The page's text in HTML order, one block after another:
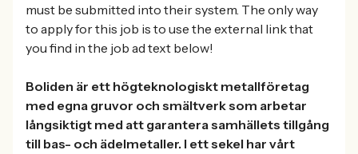
must be submitted into their system. The only way
to apply for this job is to use the external link that
you find in the job ad text below!
Boliden är ett högteknologiskt metallföretag
med egna gruvor och smältverk som arbetar
långsiktigt med att garantera samhällets tillgång
till bas- och ädelmetaller. I ett sekel har vårt